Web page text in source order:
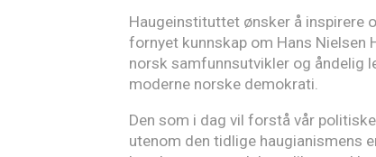
Haugeinstituttet ønsker å inspirere
fornyet kunnskap om Hans Nielsen
norsk samfunnsutvikler og åndelig
moderne norske demokrati.
Den som i dag vil forstå vår
utenom den tidlige haugianismens